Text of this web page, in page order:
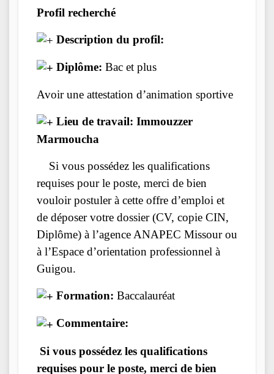
Profil recherché
Description du profil:
Diplôme: Bac et plus
Avoir une attestation d’animation sportive
Lieu de travail: Immouzzer
Marmoucha
Si vous possédez les qualifications
requises pour le poste, merci de bien
vouloir postuler à cette offre d’emploi et
de déposer votre dossier (CV, copie CIN,
Diplôme) à l’agence ANAPEC Missour ou
à l’Espace d’orientation professionnel à
Guigou.
Formation: Baccalauréat
Commentaire:
Si vous possédez les qualifications
requises pour le poste, merci de bien